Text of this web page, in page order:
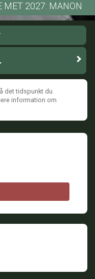
MET 2027: MANON
det tidspunkt du
information om